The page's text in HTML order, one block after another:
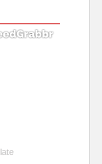
la zona los